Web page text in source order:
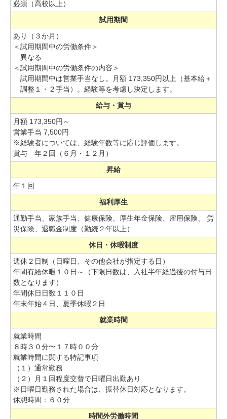
必須（高校以上）
試用期間
あり（３か月）
＜試用期間中の労働条件＞
異なる
＜試用期間中の労働条件の内容＞
試用期間中は営業手当なし。
月額 173,350円以上（基本給＋
調整１・２手当）。 経験等を考慮し決定します。
給与・賞与
月額 173,350円～
営業手当 7,500円
※経験者については、経験年数等に応じ評価します。
賞与 年２回（６月・１２月）
昇給
年１回
福利厚生
通勤手当、家族手当、健康保険、厚生年金保険、雇用保険、
労
災保険、退職金制度（勤続２年以上）
休日・休暇制度
週休２日制（日曜日、その他会社が指定する日）
年間有給休暇１０日～（下限日数は、入社半年経過後の付与日
数となります）
年間休日日数１１０日
年末年始４日、夏季休暇２日
就業時間
就業時間
８時３０分〜１７時００分
就業時間に関する特記事項
（１）通常勤務
（２）月１回程度交替で日曜日出勤あり
※日曜日勤務された場合は、振替休日対応となります。
休憩時間：６０分
時間外労働時間